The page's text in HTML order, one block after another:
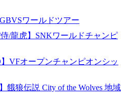
ワールドツアー
侍/龍虎】SNKワールドチャンピ
】VFオープンチャンピオンシッ
餓狼伝説 City of the Wolves 地域